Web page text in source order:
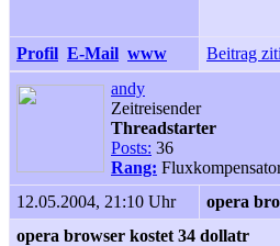
Profil E-Mail www
Beitrag
andy
Zeitreisender
Threadstarter
Posts: 36
Rang:
12.05.2004, 21:10 Uhr
opera
opera browser kostet 34 dollatr